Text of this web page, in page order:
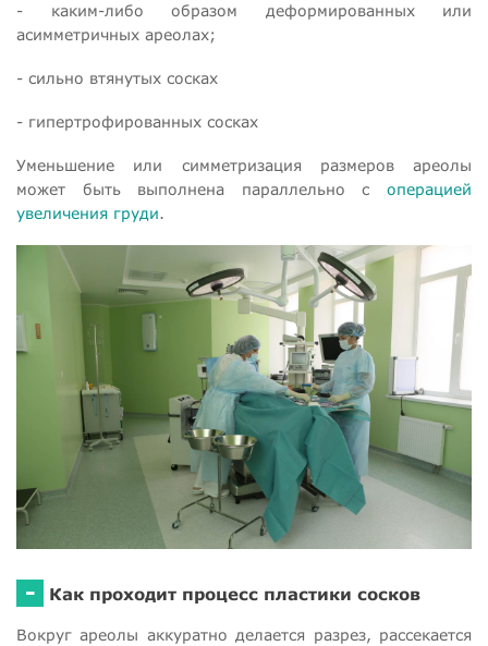
- каким-либо образом деформированных или
асимметричных ареолах;
- сильно втянутых сосках
- гипертрофированных сосках
Уменьшение или симметризация размеров ареолы
может быть выполнена параллельно с операцией
увеличения груди.
- Как проходит процесс пластики сосков
Вокруг ареолы аккуратно делается разрез, рассекается